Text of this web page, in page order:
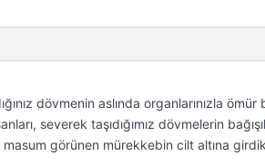
dövmenin aslında organlarınızla
severek taşıdığımız dövmelerin
görünen mürekkebin cilt altına